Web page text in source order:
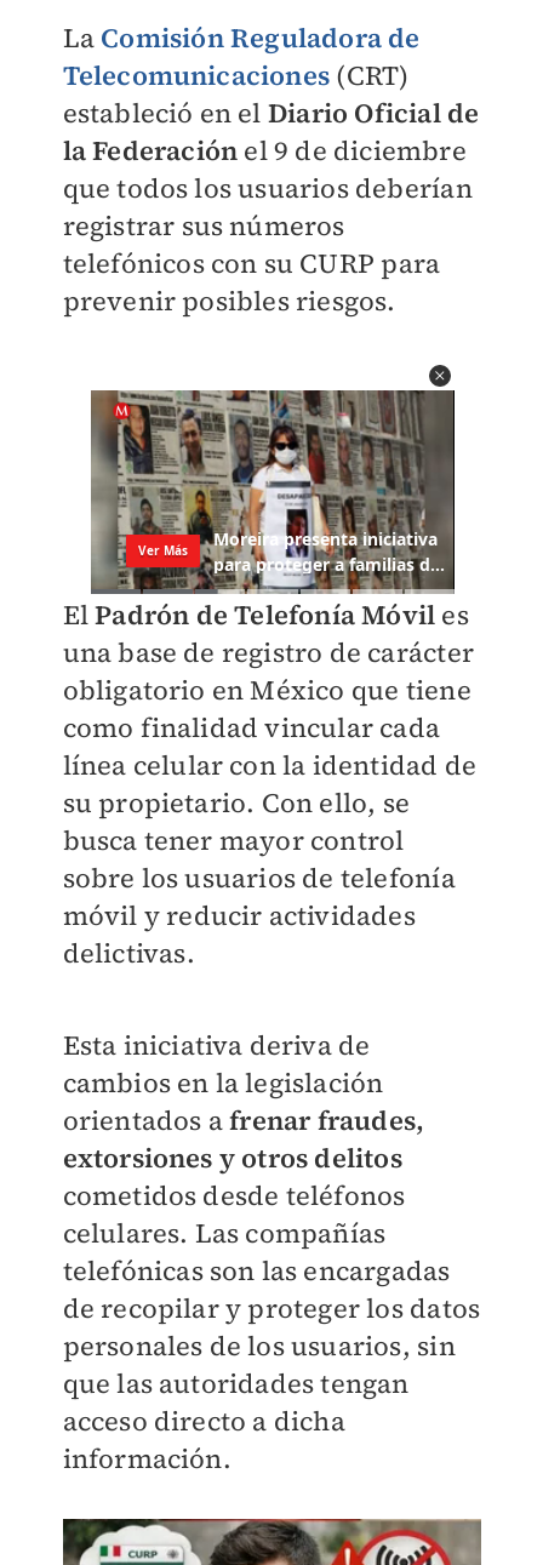
La Comisión Reguladora de
Telecomunicaciones (CRT)
estableció en el Diario Oficial de
la Federación el 9 de diciembre
que todos los usuarios deberían
registrar sus números
telefónicos con su CURP para
prevenir posibles riesgos.
ElPadrón de Telefonía Móvil es
una base de registro de carácter
obligatorio en México que tiene
como finalidad vincular cada
línea celular con la identidad de
su propietario. Con ello, se
busca tener mayor control
sobre los usuarios de telefonía
móvil y reducir actividades
delictivas.
Esta iniciativa deriva de
cambios en la legislación
orientados afrenar fraudes,
extorsiones y otros delitos
cometidos desde teléfonos
celulares. Las compañías
telefónicas son las encargadas
de recopilar y proteger los datos
personales de los usuarios, sin
que las autoridades tengan
acceso directo a dicha
información.